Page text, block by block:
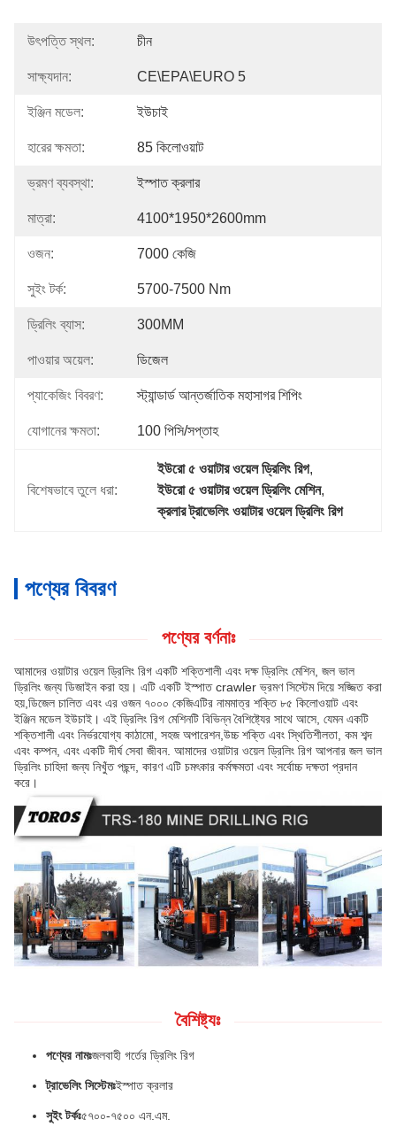
উৎপত্তি স্থল: চীন
সাক্ষ্যদান: CE\EPA\EURO 5
ইঞ্জিন মডেল: ইউচাই
হারের ক্ষমতা: 85 কিলোওয়াট
ভ্রমণ ব্যবস্থা: ইস্পাত ক্রলার
মাত্রা: 4100*1950*2600mm
ওজন: 7000 কেজি
সুইং টর্ক: 5700-7500 Nm
ড্রিলিং ব্যাস: 300MM
পাওয়ার অয়েল: ডিজেল
প্যাকেজিং বিবরণ: স্ট্যান্ডার্ড আন্তর্জাতিক মহাসাগর শিপিং
যোগানের ক্ষমতা: 100 পিসি/সপ্তাহ
বিশেষভাবে তুলে ধরা:
ইউরো ৫ ওয়াটার ওয়েল ড্রিলিং রিগ,
ইউরো ৫ ওয়াটার ওয়েল ড্রিলিং মেশিন,
ক্রলার ট্রাভেলিং ওয়াটার ওয়েল ড্রিলিং রিগ
পণ্যের বিবরণ
পণ্যের বর্ণনাঃ
আমাদের ওয়াটার ওয়েল ড্রিলিং রিগ একটি শক্তিশালী এবং দক্ষ ড্রিলিং মেশিন, জল ভাল
ড্রিলিং জন্য ডিজাইন করা হয়। এটি একটি ইস্পাত crawler ভ্রমণ সিস্টেম দিয়ে সজ্জিত করা
হয়,ডিজেল চালিত এবং এর ওজন ৭০০০ কেজিএটির নামমাত্র শক্তি ৮৫ কিলোওয়াট এবং
ইঞ্জিন মডেল ইউচাই। এই ড্রিলিং রিগ মেশিনটি বিভিন্ন বৈশিষ্ট্যের সাথে আসে, যেমন একটি
শক্তিশালী এবং নির্ভরযোগ্য কাঠামো, সহজ অপারেশন,উচ্চ শক্তি এবং স্থিতিশীলতা, কম শব্দ
এবং কম্পন, এবং একটি দীর্ঘ সেবা জীবন. আমাদের ওয়াটার ওয়েল ড্রিলিং রিগ আপনার জল ভাল
ড্রিলিং চাহিদা জন্য নিখুঁত পছন্দ, কারণ এটি চমৎকার কর্মক্ষমতা এবং সর্বোচ্চ দক্ষতা প্রদান
করে।
বৈশিষ্ট্যঃ
পণ্যের নামঃজলবাহী গর্তের ড্রিলিং রিগ
ট্রাভেলিং সিস্টেমঃইস্পাত ক্রলার
সুইং টর্কঃ৫৭০০-৭৫০০ এন.এম.